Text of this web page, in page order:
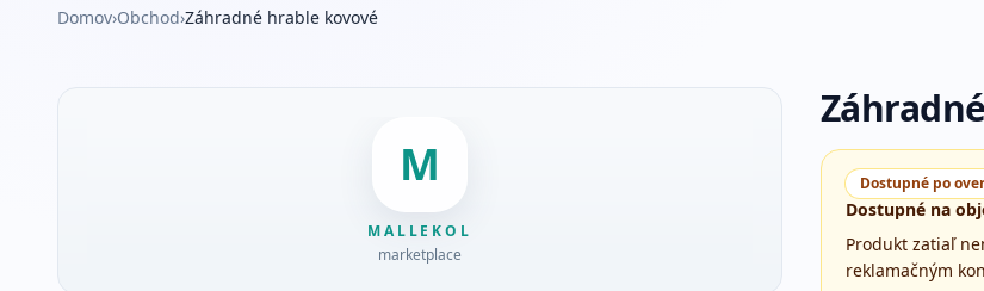
Domov›Obchod›Záhradné hrable kovové
M
MALLEKOL
marketplace
Dostupné po
Dostupné na
Produkt zatiaľ
reklamačným